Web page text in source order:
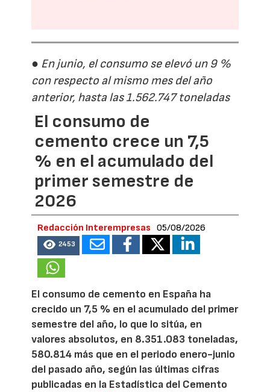
● En junio, el consumo se elevó un 9 %
con respecto al mismo mes del año
anterior, hasta las 1.562.747 toneladas
El consumo de
cemento crece un 7,5
% en el acumulado del
primer semestre de
2026
Redacción Interempresas 05/08/2026
2453
El consumo de cemento en España ha
crecido un 7,5 % en el acumulado del primer
semestre del año, lo que lo sitúa, en
valores absolutos, en 8.351.083 toneladas,
580.814 más que en el periodo enero-junio
del pasado año, según las últimas cifras
publicadas en la Estadística del Cemento